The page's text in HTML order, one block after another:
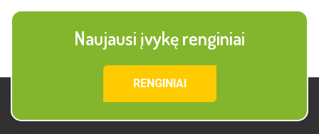
Naujausi įvykę renginiai
RENGINIAI